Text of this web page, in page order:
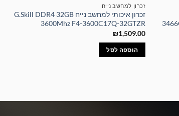
זכרון למחשב נייח
זכרון איכותי למחשב נייח G.Skill DDR4 32GB
3600Mhz F4-3600C17Q-32GTZR
₪1,509.00
הוספה לסל